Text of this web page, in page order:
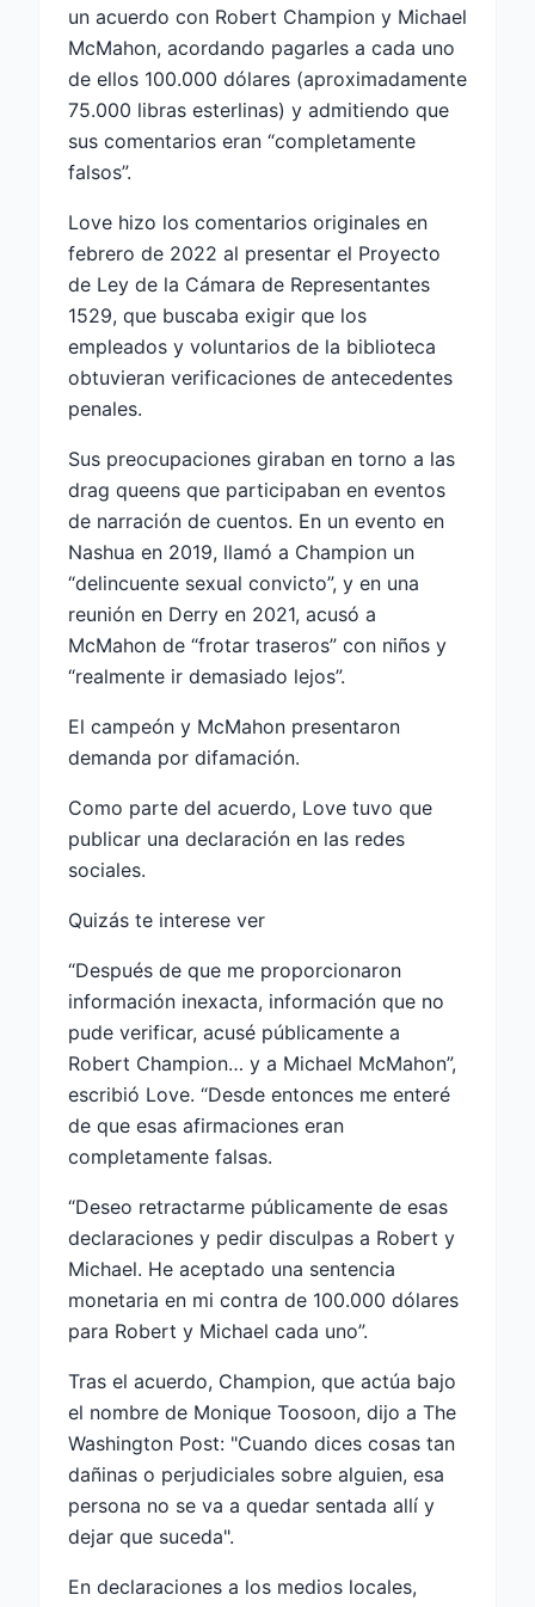
un acuerdo con Robert Champion y Michael
McMahon, acordando pagarles a cada uno
de ellos 100.000 dólares (aproximadamente
75.000 libras esterlinas) y admitiendo que
sus comentarios eran “completamente
falsos”.
Love hizo los comentarios originales en
febrero de 2022 al presentar el Proyecto
de Ley de la Cámara de Representantes
1529, que buscaba exigir que los
empleados y voluntarios de la biblioteca
obtuvieran verificaciones de antecedentes
penales.
Sus preocupaciones giraban en torno a las
drag queens que participaban en eventos
de narración de cuentos. En un evento en
Nashua en 2019, llamó a Champion un
“delincuente sexual convicto”, y en una
reunión en Derry en 2021, acusó a
McMahon de “frotar traseros” con niños y
“realmente ir demasiado lejos”.
El campeón y McMahon presentaron
demanda por difamación.
Como parte del acuerdo, Love tuvo que
publicar una declaración en las redes
sociales.
Quizás te interese ver
“Después de que me proporcionaron
información inexacta, información que no
pude verificar, acusé públicamente a
Robert Champion… y a Michael McMahon”,
escribió Love. “Desde entonces me enteré
de que esas afirmaciones eran
completamente falsas.
“Deseo retractarme públicamente de esas
declaraciones y pedir disculpas a Robert y
Michael. He aceptado una sentencia
monetaria en mi contra de 100.000 dólares
para Robert y Michael cada uno”.
Tras el acuerdo, Champion, que actúa bajo
el nombre de Monique Toosoon, dijo a The
Washington Post: "Cuando dices cosas tan
dañinas o perjudiciales sobre alguien, esa
persona no se va a quedar sentada allí y
dejar que suceda".
En declaraciones a los medios locales,